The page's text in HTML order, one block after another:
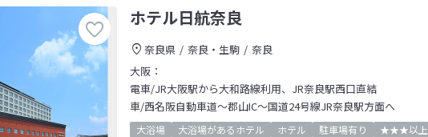
ホテル日航奈良
奈良県 奈良・生駒
奈良
大阪：
電車/JR大阪駅から大和路線利用、JR奈良駅西口直結
車/西名阪自動車道～郡山IC～国道24号線JR奈良駅方面へ
大浴場 大浴場があるホテル ホテル 駐車場有り
★★★以上